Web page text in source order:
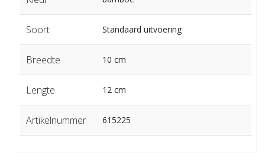
Soort Standaard uitvoering
Breedte 10 cm
Lengte 12 cm
Artikelnummer 615225